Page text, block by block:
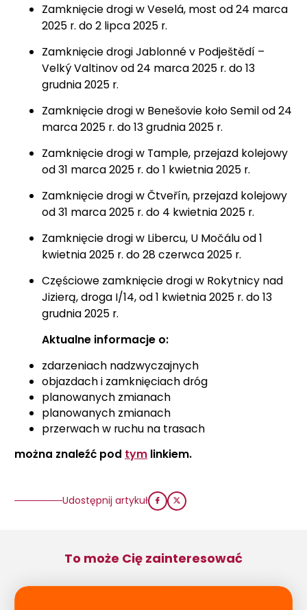
Zamknięcie drogi w Veselá, most od 24 marca
2025 r. do 2 lipca 2025 r.
Zamknięcie drogi Jablonné v Podještědí –
Velký Valtinov od 24 marca 2025 r. do 13
grudnia 2025 r.
Zamknięcie drogi w Benešovie koło Semil od 24
marca 2025 r. do 13 grudnia 2025 r.
Zamknięcie drogi w Tample, przejazd kolejowy
od 31 marca 2025 r. do 1 kwietnia 2025 r.
Zamknięcie drogi w Čtveřín, przejazd kolejowy
od 31 marca 2025 r. do 4 kwietnia 2025 r.
Zamknięcie drogi w Libercu, U Močálu od 1
kwietnia 2025 r. do 28 czerwca 2025 r.
Częściowe zamknięcie drogi w Rokytnicy nad
Jizierą, droga I/14, od 1 kwietnia 2025 r. do 13
grudnia 2025 r.
Aktualne informacje o:
zdarzeniach nadzwyczajnych
objazdach i zamknięciach dróg
planowanych zmianach
planowanych zmianach
przerwach w ruchu na trasach
można znaleźć pod tym linkiem.
Udostępnij artykuł
To może Cię zainteresować